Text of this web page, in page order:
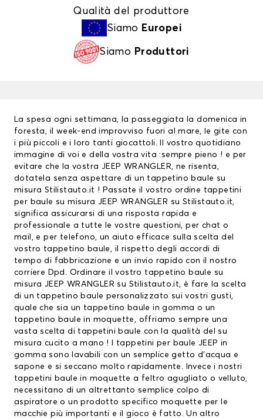
Qualità del produttore
Siamo Europei
Siamo Produttori
La spesa ogni settimana, la passeggiata la domenica in
foresta, il week-end improvviso fuori al mare, le gite con
i più piccoli e i loro tanti giocattoli. Il vostro quotidiano
immagine di voi e della vostra vita :sempre pieno ! e per
evitare che la vostra JEEP WRANGLER, ne risenta,
dotatela senza aspettare di un tappetino baule su
misura Stilistauto.it ! Passate il vostro ordine tappetini
per baule su misura JEEP WRANGLER su Stilistauto.it,
significa assicurarsi di una risposta rapida e
professionale a tutte le vostre questioni, per chat o
mail, e per telefono, un aiuto efficace sulla scelta del
vostro tappetino baule, il rispetto degli accordi di
tempo di fabbricazione e un invio rapido con il nostro
corriere Dpd. Ordinare il vostro tappetino baule su
misura JEEP WRANGLER su Stilistauto.it, è fare la scelta
di un tappetino baule personalizzato sui vostri gusti,
quale che sia un tappetino baule in gomma o un
tappetino baule in moquette, offriamo sempre una
vasta scelta di tappetini baule con la qualità del su
misura cucito a mano ! I tappetini per baule JEEP in
gomma sono lavabili con un semplice getto d’acqua e
sapone e si seccano molto rapidamente. Invece i nostri
tappetini baule in moquette a feltro agugliato o velluto,
necessitano di un altrettanto semplice colpo di
aspiratore o un prodotto specifico moquette per le
macchie più importanti e il gioco è fatto. Un altro